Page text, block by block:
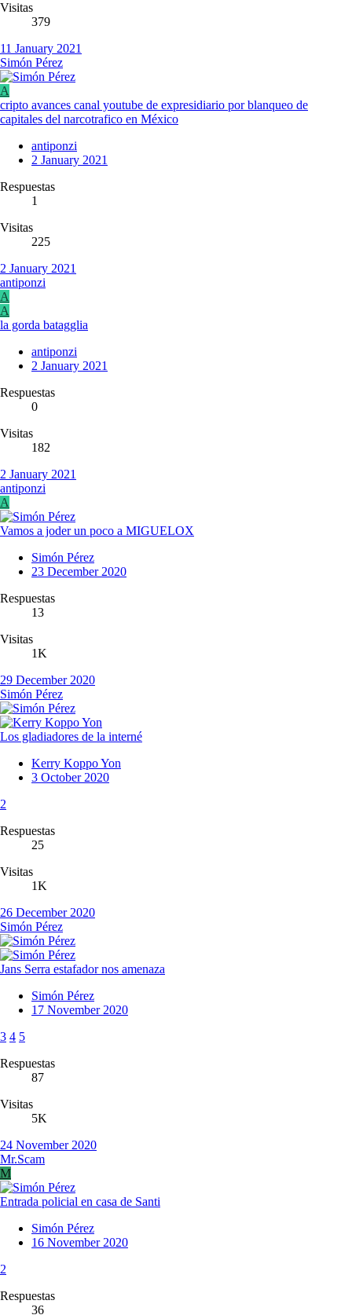
Visitas
379
11 January 2021
Simón Pérez
A
cripto avances canal youtube de expresidiario por blanqueo de
capitales del narcotrafico en México
antiponzi
2 January 2021
Respuestas
1
Visitas
225
2 January 2021
antiponzi
A
A
la gorda batagglia
antiponzi
2 January 2021
Respuestas
0
Visitas
182
2 January 2021
antiponzi
A
Vamos a joder un poco a MIGUELOX
Simón Pérez
23 December 2020
Respuestas
13
Visitas
1K
29 December 2020
Simón Pérez
Los gladiadores de la interné
Kerry Koppo Yon
3 October 2020
2
Respuestas
25
Visitas
1K
26 December 2020
Simón Pérez
Jans Serra estafador nos amenaza
Simón Pérez
17 November 2020
3 4 5
Respuestas
87
Visitas
5K
24 November 2020
Mr.Scam
M
Entrada policial en casa de Santi
Simón Pérez
16 November 2020
2
Respuestas
36